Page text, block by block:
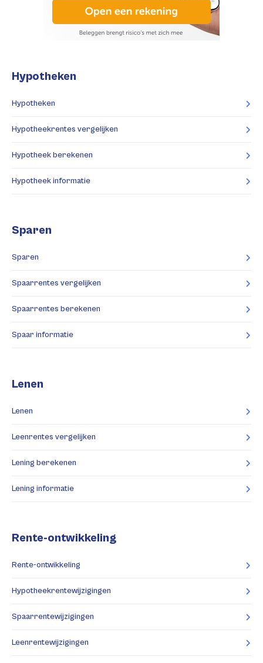
Hypotheken
Hypotheken
Hypotheekrentes vergelijken
Hypotheek berekenen
Hypotheek informatie
Sparen
Sparen
Spaarrentes vergelijken
Spaarrentes berekenen
Spaar informatie
Lenen
Lenen
Leenrentes vergelijken
Lening berekenen
Lening informatie
Rente-ontwikkeling
Rente-ontwikkeling
Hypotheekrentewijzigingen
Spaarrentewijzigingen
Leenrentewijzigingen